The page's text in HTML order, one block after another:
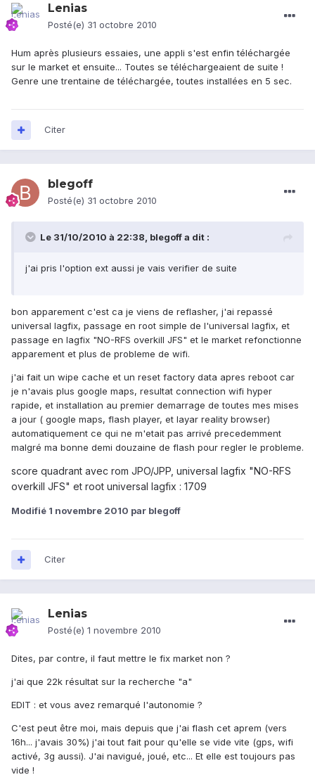
Lenias
Posté(e) 31 octobre 2010
Hum après plusieurs essaies, une appli s'est enfin téléchargée
sur le market et ensuite... Toutes se téléchargeaient de suite !
Genre une trentaine de téléchargée, toutes installées en 5 sec.
Citer
blegoff
Posté(e) 31 octobre 2010
Le 31/10/2010 à 22:38, blegoff a dit :
j'ai pris l'option ext aussi je vais verifier de suite
bon apparement c'est ca je viens de reflasher, j'ai repassé
universal lagfix, passage en root simple de l'universal lagfix, et
passage en lagfix "NO-RFS overkill JFS" et le market refonctionne
apparement et plus de probleme de wifi.
j'ai fait un wipe cache et un reset factory data apres reboot car
je n'avais plus google maps, resultat connection wifi hyper
rapide, et installation au premier demarrage de toutes mes mises
a jour ( google maps, flash player, et layar reality browser)
automatiquement ce qui ne m'etait pas arrivé precedemment
malgré ma bonne demi douzaine de flash pour regler le probleme.
score quadrant avec rom JPO/JPP, universal lagfix "NO-RFS
overkill JFS" et root universal lagfix : 1709
Modifié 1 novembre 2010 par blegoff
Citer
Lenias
Posté(e) 1 novembre 2010
Dites, par contre, il faut mettre le fix market non ?
j'ai que 22k résultat sur la recherche "a"
EDIT : et vous avez remarqué l'autonomie ?
C'est peut être moi, mais depuis que j'ai flash cet aprem (vers
16h... j'avais 30%) j'ai tout fait pour qu'elle se vide vite (gps, wifi
activé, 3g aussi). J'ai navigué, joué, etc... Et elle est toujours pas
vide !